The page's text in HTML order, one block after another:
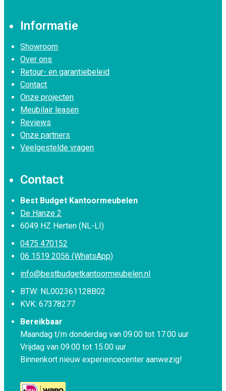
Informatie
Showroom
Over ons
Retour- en garantiebeleid
Contact
Onze projecten
Meubilair leasen
Reviews
Onze partners
Veelgestelde vragen
Contact
Best Budget Kantoormeubelen
De Hanze 2
6049 HZ Herten (NL-LI)
0475 470152
06 1519 2056 (WhatsApp)
info@bestbudgetkantoormeubelen.nl
BTW: NL002361128B02
KVK: 67378277
Bereikbaar
Maandag t/m donderdag van 09.00 tot 17.00 uur
Vrijdag van 09.00 tot 15.00 uur
Binnenkort nieuw experiencecenter aanwezig!